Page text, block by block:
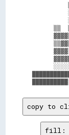
copy to
fill: